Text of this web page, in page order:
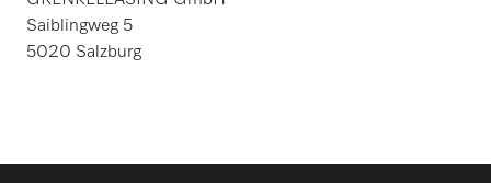
Saiblingweg 5
5020 Salzburg